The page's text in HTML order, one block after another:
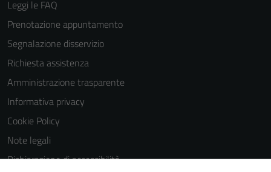
Leggi le FAQ
Prenotazione appuntamento
Segnalazione disservizio
Richiesta assistenza
Amministrazione trasparente
Informativa privacy
Cookie Policy
Note legali
Dichiarazione di accessibilità